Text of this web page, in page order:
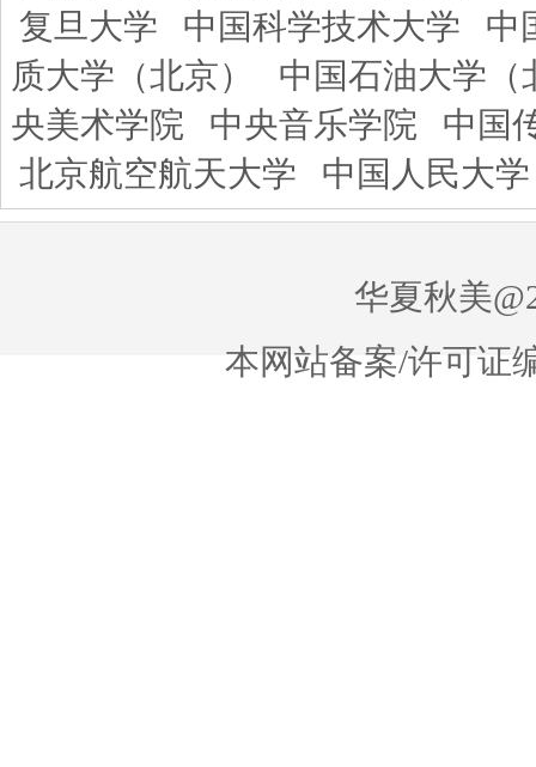
复旦大学
中国科学技术大学
中
质大学（北京）
中国石油大学（
央美术学院
中央音乐学院
中国
北京航空航天大学
中国人民大学
华夏秋美
本网站备案/许可证